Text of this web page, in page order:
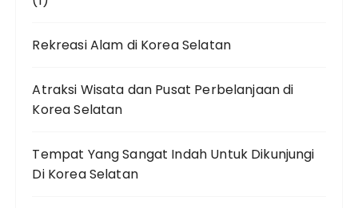
Rekreasi Alam di Korea Selatan
Atraksi Wisata dan Pusat Perbelanjaan di
Korea Selatan
Tempat Yang Sangat Indah Untuk Dikunjungi
Di Korea Selatan